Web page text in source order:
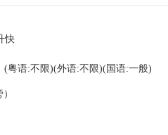
快
(粤语:不限)(外语:不限)(国语:一般)